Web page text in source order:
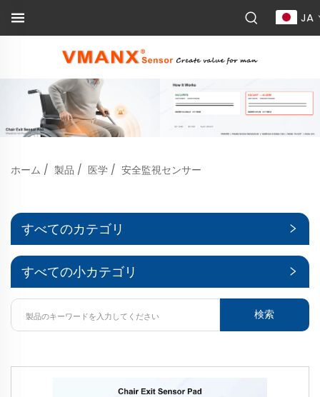
JA
ホーム / 製品 / 医学 / 安全監視センサー
すべてのカテゴリ
すべての小カテゴリ
検索